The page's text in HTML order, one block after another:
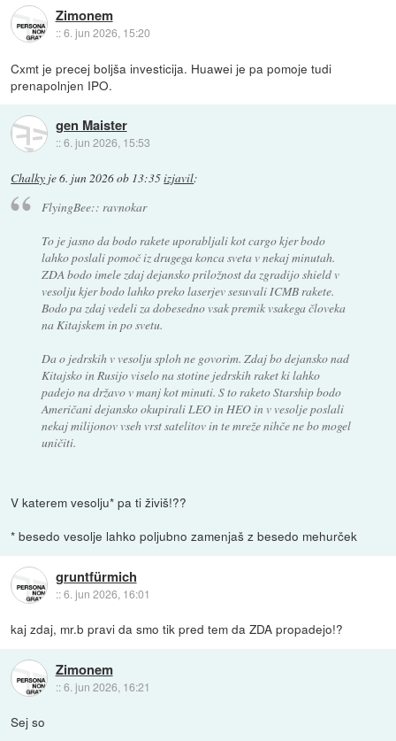
Zimonem
::6. jun 2026, 15:20
Cxmt je precej boljša investicija. Huawei je pa pomoje tudi
prenapolnjen IPO.
gen Maister
::6. jun 2026, 15:53
Chalky je6. jun 2026 ob 13:35izjavil:
FlyingBee:: ravnokar
To je jasno da bodo rakete uporabljali kot cargo kjer bodo
lahko poslali pomoč iz drugega konca sveta v nekaj minutah.
ZDA bodo imele zdaj dejansko priložnost da zgradijo shield v
vesolju kjer bodo lahko preko laserjev sesuvali ICMB rakete.
Bodo pa zdaj vedeli za dobesedno vsak premik vsakega človeka
na Kitajskem in po svetu.
Da o jedrskih v vesolju sploh ne govorim. Zdaj bo dejansko nad
Kitajsko in Rusijo viselo na stotine jedrskih raket ki lahko
padejo na državo v manj kot minuti. S to raketo Starship bodo
Američani dejansko okupirali LEO in HEO in v vesolje poslali
nekaj milijonov vseh vrst satelitov in te mreže nihče ne bo mogel
uničiti.
V katerem vesolju* pa ti živiš!??
* besedo vesolje lahko poljubno zamenjaš z besedo mehurček
gruntfürmich
::6. jun 2026, 16:01
kaj zdaj, mr.b pravi da smo tik pred tem da ZDA propadejo!?
Zimonem
::6. jun 2026, 16:21
Sej so